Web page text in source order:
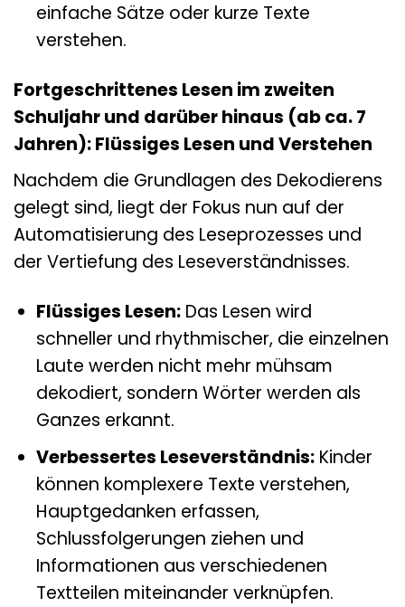
einfache Sätze oder kurze Texte
verstehen.
Fortgeschrittenes Lesen im zweiten
Schuljahr und darüber hinaus (ab ca. 7
Jahren): Flüssiges Lesen und Verstehen
Nachdem die Grundlagen des Dekodierens
gelegt sind, liegt der Fokus nun auf der
Automatisierung des Leseprozesses und
der Vertiefung des Leseverständnisses.
Flüssiges Lesen:Das Lesen wird
schneller und rhythmischer, die einzelnen
Laute werden nicht mehr mühsam
dekodiert, sondern Wörter werden als
Ganzes erkannt.
Verbessertes Leseverständnis:Kinder
können komplexere Texte verstehen,
Hauptgedanken erfassen,
Schlussfolgerungen ziehen und
Informationen aus verschiedenen
Textteilen miteinander verknüpfen.